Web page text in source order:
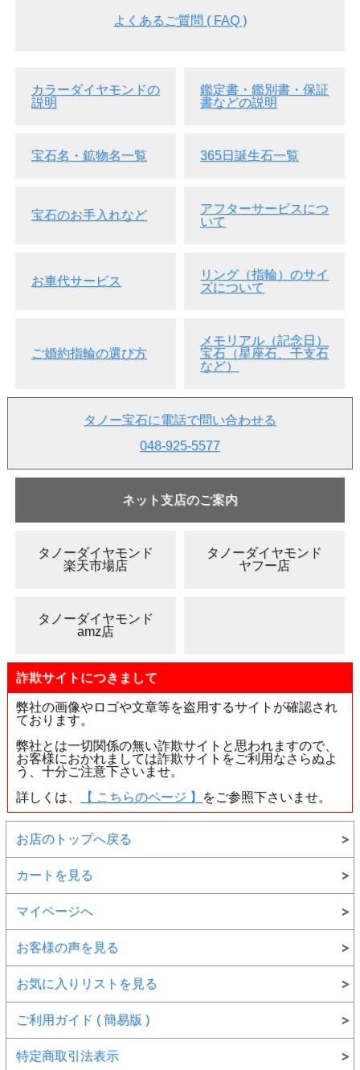
▲裏面画像
▲中央宝石研究所 ソーティング画像
そのものはもちろん、色の起源も全て天然の本物のカラーダ
●カラーは、「Gカラー」ですのでほんのりイエロー味を感
じます。
●「ポリッシュ(研磨状態)」は「グッド」、「シンメトリー
(対称性)」も「グッド」の評価。テリは十分、キレイに輝い
ています。
●リング(指輪)やペンダントにも、ピアス・イヤリングに、
また、こだわりの婚約指輪などへ加工(別料金)しても楽しめ
・ジュエリー加工を全て見る
・婚約指輪の選び方
お客様オーダー実例集
● キーワードから見てみる
・ダイヤモンド
・ルース(裸石)
【 発送 】 ： ご注文確定後、即日～3営業日以内に発
送致します。発送についての詳しい説明を見る
● カラット ： 0.189ct
● カラー ： Gカラー
● 色の起源 ： Natural ( ナチュラル )
● クラリティ ： VS-1
ップ・カット)
● 寸法 ： 2.98 × 2.83 × 2.28 mm
● 蛍光性 ： None ( なし )
● 鑑定機関 ： 中央宝石研究所
● 付属品 ： ・ソーティング袋 (中央宝石研究所発行) ・
簡易ルースケース ・品質証明書
●こちらの商品は、鑑定書は承れません。
よくあるご質問 ( FAQ )
カラーダイヤモンドの
説明
鑑定書・鑑別書・保証
書などの説明
宝石名・鉱物名一覧 365日誕生石一覧
宝石のお手入れなど
アフターサービスにつ
いて
お車代サービス
リング（指輪）のサイ
ズについて
ご婚約指輪の選び方
メモリアル（記念日）
宝石（星座石、干支石
など）
タノー宝石に電話で問い合わせる
048-925-5577
ネット支店のご案内
タノーダイヤモンド
楽天市場店
タノーダイヤモンド
ヤフー店
タノーダイヤモンド
amz店
詐欺サイトにつきまして
弊社の画像やロゴや文章等を盗用するサイトが確認され
ております。
弊社とは一切関係の無い詐欺サイトと思われますので、
お客様におかれましては詐欺サイトをご利用なさらぬよ
う、十分ご注意下さいませ。
詳しくは、
【 こちらのページ 】 をご参照下さいませ。
お店のトップへ戻る
カートを見る
マイページへ
お客様の声を見る
お気に入りリストを見る
ご利用ガイド ( 簡易版 )
特定商取引法表示